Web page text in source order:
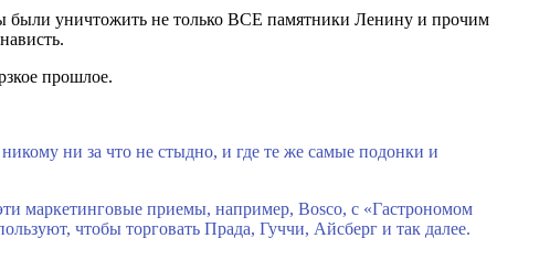
были уничтожить не только ВСЕ памятники Ленину и прочим
прошлое.
ни за что не стыдно, и где те же самые подонки и
маркетинговые приемы, например, Bosco, с «Гастрономом
чтобы торговать Прада, Гуччи, Айсберг и так далее.